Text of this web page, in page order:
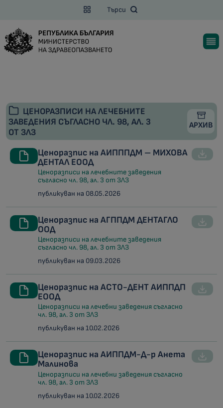
Търси
ЦЕНОРАЗПИСИ НА ЛЕЧЕБНИТЕ
ЗАВЕДЕНИЯ СЪГЛАСНО ЧЛ. 98, АЛ. 3
ОТ ЗЛЗ
АРХИВ
Ценоразпис на АИПППДМ – МИХОВА
ДЕНТАЛ ЕООД
Ценоразписи на лечебните заведения
съгласно чл. 98, ал. 3 от ЗЛЗ
публикуван на 08.05.2026
Ценоразпис на АГППДМ ДЕНТАГЛО
ООД
Ценоразписи на лечебните заведения
съгласно чл. 98, ал. 3 от ЗЛЗ
публикуван на 09.03.2026
Ценоразпис на АСТО-ДЕНТ АИППДП
ЕООД
Ценоразписи на лечебни заведения съгласно
чл. 98, ал. 3 от ЗЛЗ
публикуван на 10.02.2026
Ценоразпис на АИППДМ-Д-р Анета
Малинова
Ценоразписи на лечебни заведения съгласно
чл. 98, ал. 3 от ЗЛЗ
публикуван на 10.02.2026